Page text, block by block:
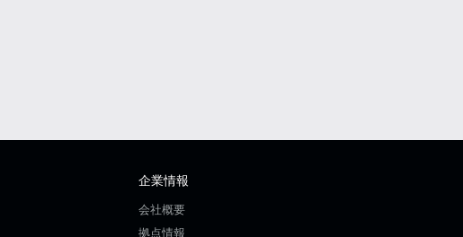
企業情報
会社概要
拠点情報